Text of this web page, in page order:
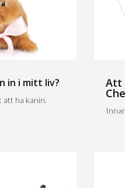
in i mitt liv?
att ha kanin.
Att